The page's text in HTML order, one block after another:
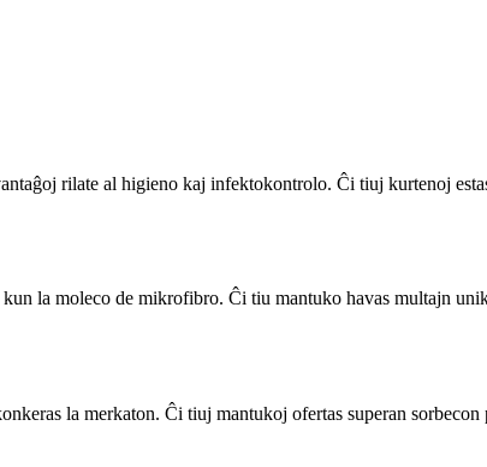
rilate al higieno kaj infektokontrolo. Ĉi tiuj kurtenoj
la moleco de mikrofibro. Ĉi tiu mantuko havas multajn
la merkaton. Ĉi tiuj mantukoj ofertas superan sorbecon